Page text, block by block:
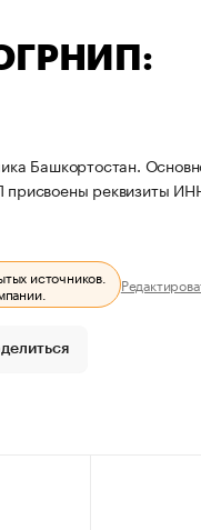
Башкортостан.
присвоены реквизиты
источников.